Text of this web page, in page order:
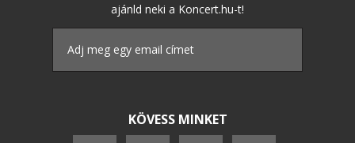
ajánld neki a Koncert.hu-t!
KÖVESS MINKET